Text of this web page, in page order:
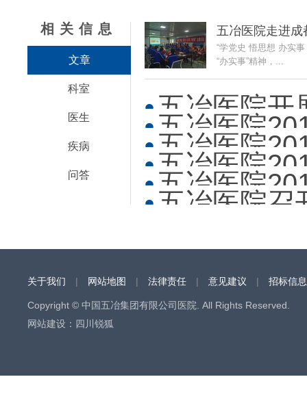
相关信息
文章
科室
医生
疾病
问答
五冶医院走进
“学党史 悟思想 办实
“办实事”精神，...
五冶医院开
五冶医院
五冶医院
五冶医院
五冶医院
五冶医院召
关于我们 | 网站地图 | 法律责任 | 意见建议 | 招标信息
Copyright © 中国五冶集团有限公司医院. All Rights Reserved.
网站建设 ： 四川锐狐